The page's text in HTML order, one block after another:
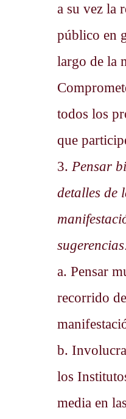
a su vez la
público en
largo de la
todos los
que
3. Pensar
detalles de
a. Pensar
recorrido
b.
los
media en